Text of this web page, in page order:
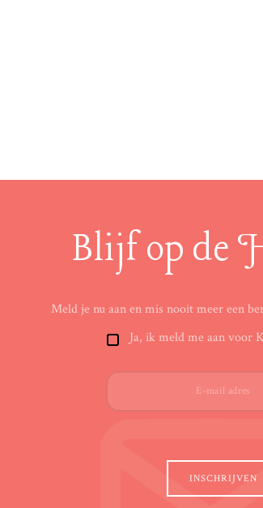
Blijf op de
Meld je nu aan en mis nooit meer een
Ja, ik meld me aan voor